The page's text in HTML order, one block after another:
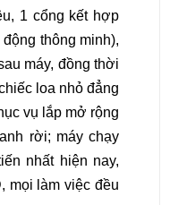
1 cổng kết hợp
thông minh),
máy, đồng thời
loa nhỏ đẳng
vụ lắp mở rộng
rời; máy chạy
nhất hiện nay,
mọi làm việc đều